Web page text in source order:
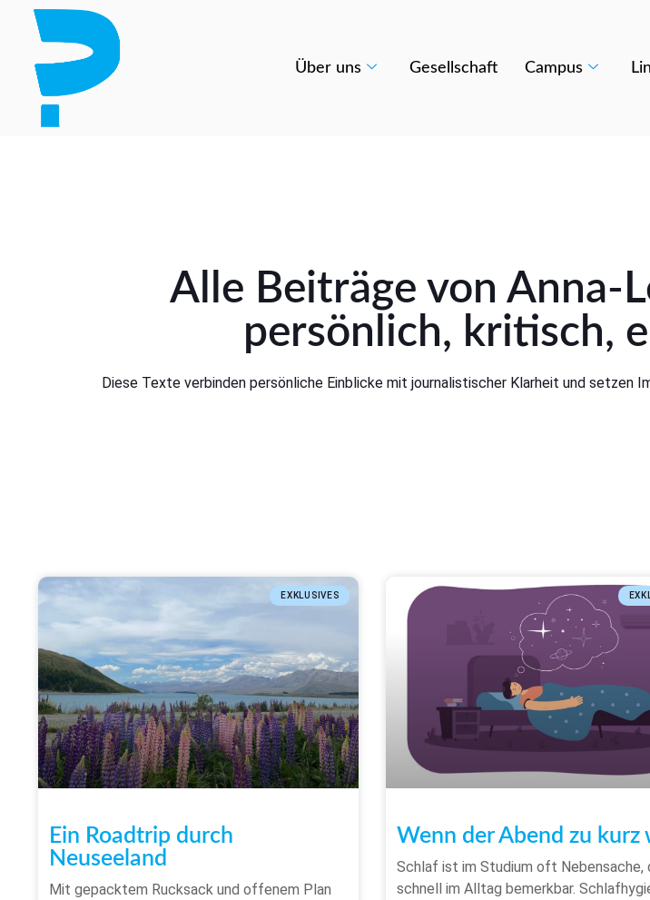
Über uns Gesellschaft Campus
Alle Beiträge von Anna-
persönlich, kritisch,
Diese Texte verbinden persönliche Einblicke mit journalistischer Klarheit und
EXKLUSIVES
Ein Roadtrip durch
Neuseeland
Mit gepacktem Rucksack und offenem Plan
Wenn der Abend zu kurz
Schlaf ist im Studium oft Nebensache,
schnell im Alltag bemerkbar.